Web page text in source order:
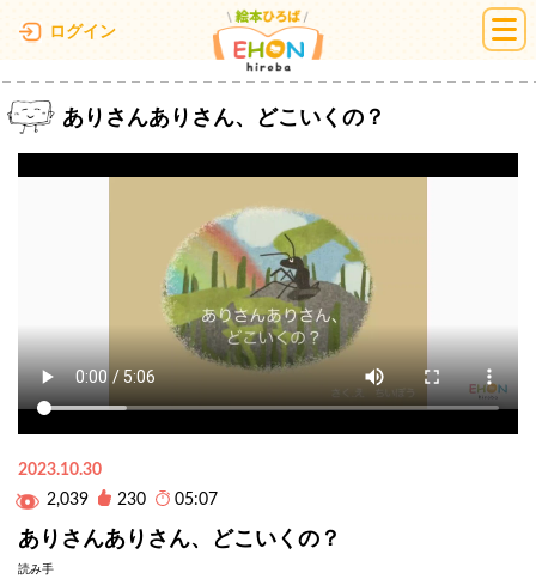
ログイン 絵本ひろば
ありさんありさん、どこいくの？
2023.10.30
2,039
230 05:07
ありさんありさん、どこいくの？
読み手